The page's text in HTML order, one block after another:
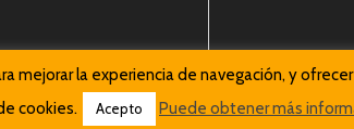
mejorar la experiencia de navegación, y
cookies.
Acepto Puede obtener más